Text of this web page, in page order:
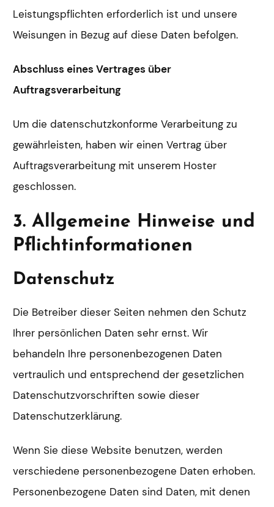
Leistungspflichten erforderlich ist und unsere
Weisungen in Bezug auf diese Daten befolgen.
Abschluss eines Vertrages über
Auftragsverarbeitung
Um die datenschutzkonforme Verarbeitung zu
gewährleisten, haben wir einen Vertrag über
Auftragsverarbeitung mit unserem Hoster
geschlossen.
3. Allgemeine Hinweise und
Pflicht­informationen
Datenschutz
Die Betreiber dieser Seiten nehmen den Schutz
Ihrer persönlichen Daten sehr ernst. Wir
behandeln Ihre personenbezogenen Daten
vertraulich und entsprechend der gesetzlichen
Datenschutzvorschriften sowie dieser
Datenschutzerklärung.
Wenn Sie diese Website benutzen, werden
verschiedene personenbezogene Daten erhoben.
Personenbezogene Daten sind Daten, mit denen